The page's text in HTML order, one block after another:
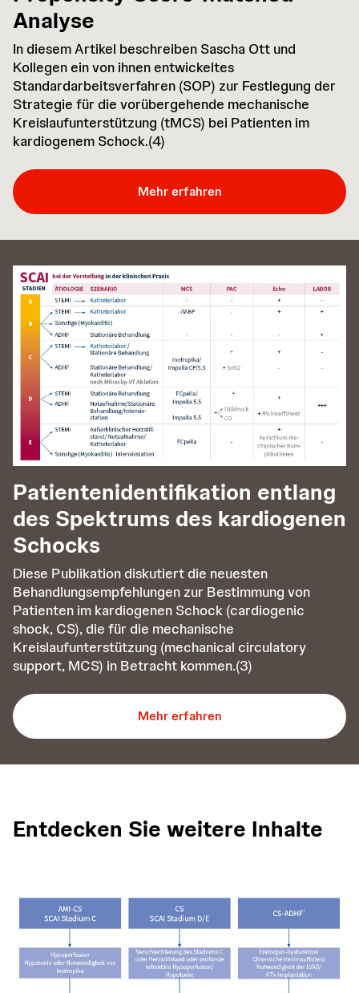
Analyse
In diesem Artikel beschreiben Sascha Ott und
Kollegen ein von ihnen entwickeltes
Standardarbeitsverfahren (SOP) zur Festlegung der
Strategie für die vorübergehende mechanische
Kreislaufunterstützung (tMCS) bei Patienten im
kardiogenem Schock.(4)
Mehr erfahren
Patientenidentifikation entlang
des Spektrums des kardiogenen
Schocks
Diese Publikation diskutiert die neuesten
Behandlungsempfehlungen zur Bestimmung von
Patienten im kardiogenen Schock (cardiogenic
shock, CS), die für die mechanische
Kreislaufunterstützung (mechanical circulatory
support, MCS) in Betracht kommen.(3)
Mehr erfahren
Entdecken Sie weitere Inhalte